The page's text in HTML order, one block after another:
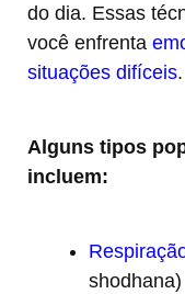
do dia. Essas
você enfrenta
situações difíceis.
Alguns tipos
incluem:
shodhana)